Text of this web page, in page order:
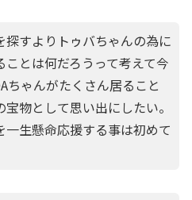
探すよりトゥバちゃんの為に
ことは何だろうって考えて今
ちゃんがたくさん居ること
物として思い出にしたい。
一生懸命応援する事は初めて